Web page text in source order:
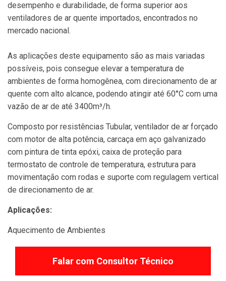
desempenho e durabilidade, de forma superior aos
ventiladores de ar quente importados, encontrados no
mercado nacional.
As aplicações deste equipamento são as mais variadas
possíveis, pois consegue elevar a temperatura de
ambientes de forma homogênea, com direcionamento de ar
quente com alto alcance, podendo atingir até 60°C com uma
vazão de ar de até 3400m³/h.
Composto por resistências Tubular, ventilador de ar forçado
com motor de alta potência, carcaça em aço galvanizado
com pintura de tinta epóxi, caixa de proteção para
termostato de controle de temperatura, estrutura para
movimentação com rodas e suporte com regulagem vertical
de direcionamento de ar.
Aplicações:
Aquecimento de Ambientes
Falar com Consultor Técnico